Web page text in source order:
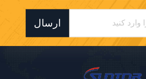
ارسال